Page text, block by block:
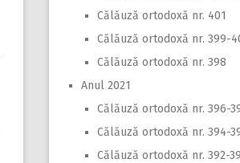
Călăuză ortodoxă nr. 401
Călăuză ortodoxă nr. 399-
Călăuză ortodoxă nr. 398
Anul 2021
Călăuză ortodoxă nr. 396-
Călăuză ortodoxă nr. 394-
Călăuză ortodoxă nr. 392-